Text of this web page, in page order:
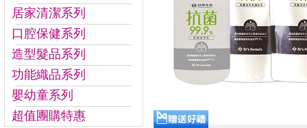
居家清潔系列
口腔保健系列
造型髮品系列
功能織品系列
嬰幼童系列
超值團購特惠